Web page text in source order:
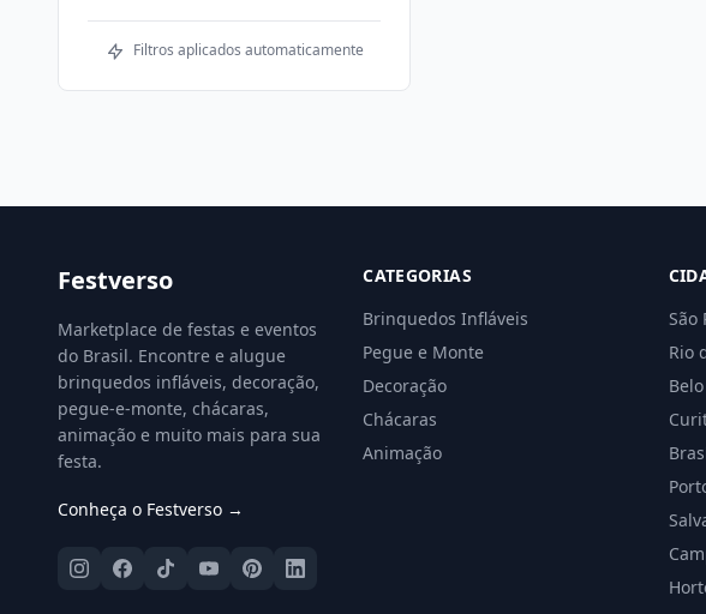
Filtros aplicados automaticamente
Festverso
Marketplace de festas e eventos
do Brasil. Encontre e alugue
brinquedos infláveis, decoração,
pegue-e-monte, chácaras,
animação e muito mais para sua
festa.
Conheça o Festverso →
CATEGORIAS
Brinquedos Infláveis
Pegue e Monte
Decoração
Chácaras
Animação
São
Rio